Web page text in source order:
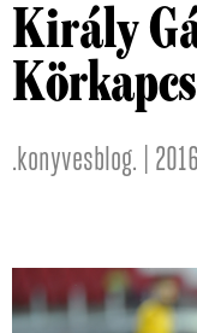
Király
.konyvesblog. |